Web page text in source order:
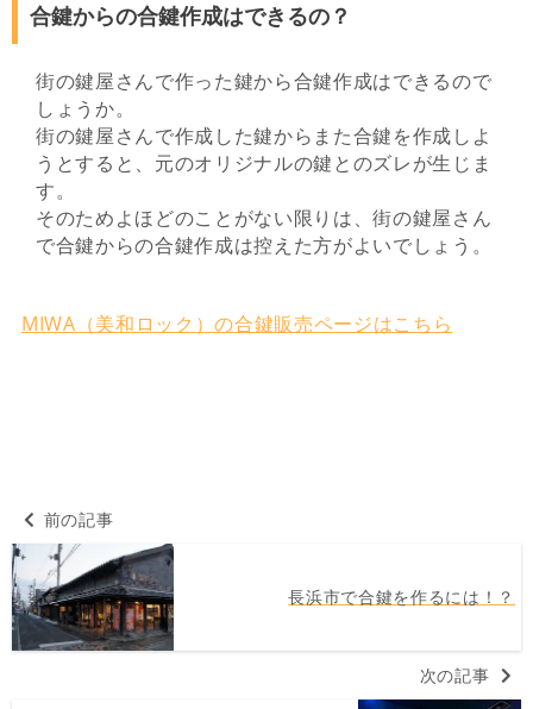
合鍵からの合鍵作成はできるの？
街の鍵屋さんで作った鍵から合鍵作成はできるので
しょうか。
街の鍵屋さんで作成した鍵からまた合鍵を作成しよ
うとすると、元のオリジナルの鍵とのズレが生じま
す。
そのためよほどのことがない限りは、街の鍵屋さん
で合鍵からの合鍵作成は控えた方がよいでしょう。
MIWA（美和ロック）の合鍵販売ページはこちら
前の記事
長浜市で合鍵を作るには！？
次の記事